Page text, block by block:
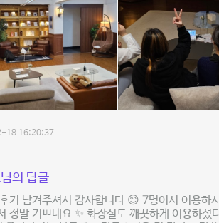
18 16:20:37
의 답글
기 남겨주셔서 감사합니다 😊 7명이서 이용하
정말 기쁘네요 ✨ 화장실도 깨끗하게 이용하셨